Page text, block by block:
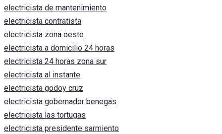
electricista de mantenimiento
electricista contratista
electricista zona oeste
electricista a domicilio 24 horas
electricista 24 horas zona sur
electricista al instante
electricista godoy cruz
electricista gobernador benegas
electricista las tortugas
electricista presidente sarmiento